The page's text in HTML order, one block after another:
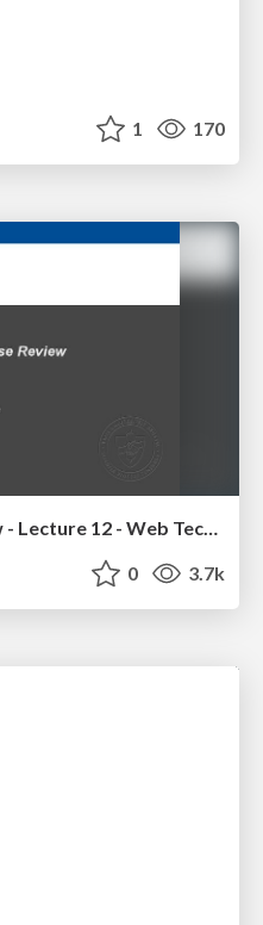
1 170
Future Trends and Review - Lecture 12 - Web Technologies (1019888BNR)
0 3.7k